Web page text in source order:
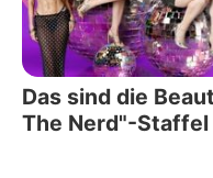
Das sind die
The Nerd"-Staffel